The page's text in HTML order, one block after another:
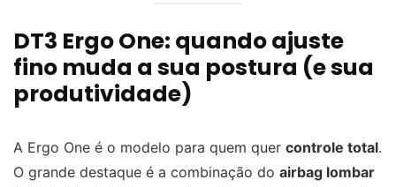
DT3 Ergo One: quando ajuste
fino muda a sua postura (e sua
produtividade)
A Ergo One é o modelo para quem quer controle total.
O grande destaque é a combinação do airbag lombar